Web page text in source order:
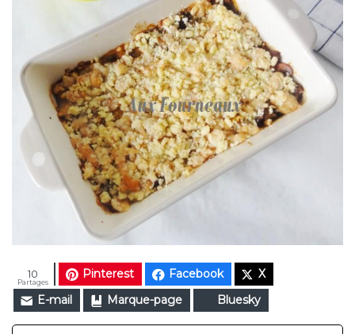
Pinterest Facebook
X
E-mail
Marque-page Bluesky
Partages
10